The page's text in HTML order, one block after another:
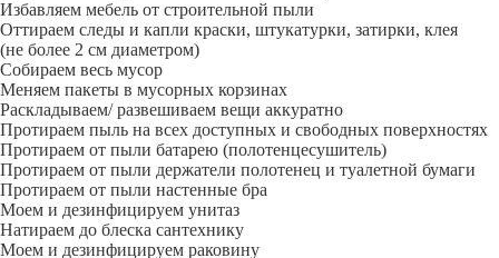
Избавляем мебель от строительной пыли
Оттираем следы и капли краски, штукатурки, затирки, клея
(не более 2 см диаметром)
Собираем весь мусор
Меняем пакеты в мусорных корзинах
Раскладываем/ развешиваем вещи аккуратно
Протираем пыль на всех доступных и свободных поверхностях
Протираем от пыли батарею (полотенцесушитель)
Протираем от пыли держатели полотенец и туалетной бумаги
Протираем от пыли настенные бра
Моем и дезинфицируем унитаз
Натираем до блеска сантехнику
Моем и дезинфицируем раковину